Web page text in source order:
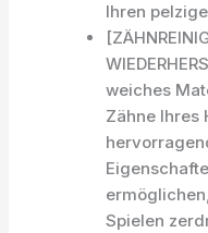
Ihren
weiches
Zähne Ihres
Spielen